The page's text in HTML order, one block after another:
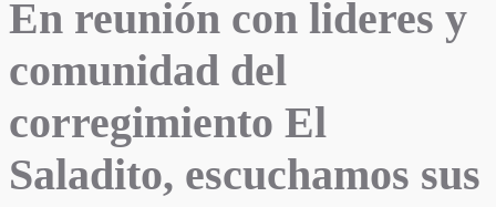
En reunión con lideres y
comunidad del
corregimiento El
Saladito, escuchamos sus